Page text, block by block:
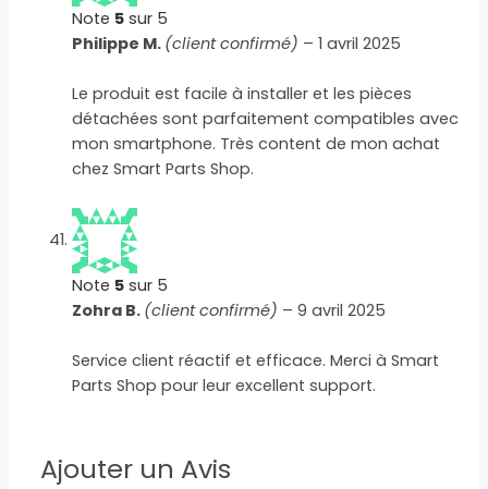
Note 5 sur 5
Philippe M. (client confirmé) – 1 avril 2025
Le produit est facile à installer et les pièces
détachées sont parfaitement compatibles avec
mon smartphone. Très content de mon achat
chez Smart Parts Shop.
Note 5 sur 5
Zohra B. (client confirmé) – 9 avril 2025
Service client réactif et efficace. Merci à Smart
Parts Shop pour leur excellent support.
Ajouter un Avis